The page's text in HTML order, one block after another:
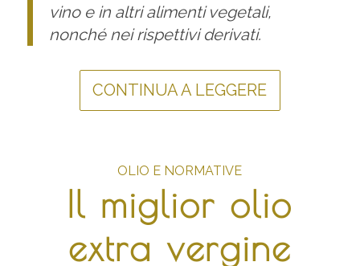
vino e in altri alimenti vegetali,
nonché nei rispettivi derivati.
CONTINUA A LEGGERE
OLIO E NORMATIVE
Il miglior olio
extra vergine